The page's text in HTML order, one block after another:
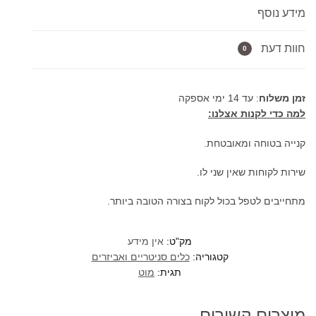
מט/לבן
2125
מידע נוסף
חוות דעת 0
זמן משלוח: עד 14 ימי אספקה
למה כדי לקנות אצלנו:
קנייה בטוחה ומאובטחת.
שירות לקוחות שאין שני לו.
מתחייבים לטפל בכול לקוח בצורה הטובה ביותר.
מק"ט: אין מידע
קטגוריה:כלים סניטריים ואביזרים
תגית: מוט